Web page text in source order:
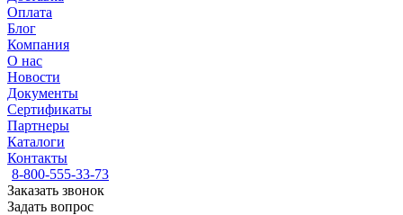
Оплата
Блог
Компания
О нас
Новости
Документы
Сертификаты
Партнеры
Каталоги
Контакты
8-800-555-33-73
Заказать звонок
Задать вопрос